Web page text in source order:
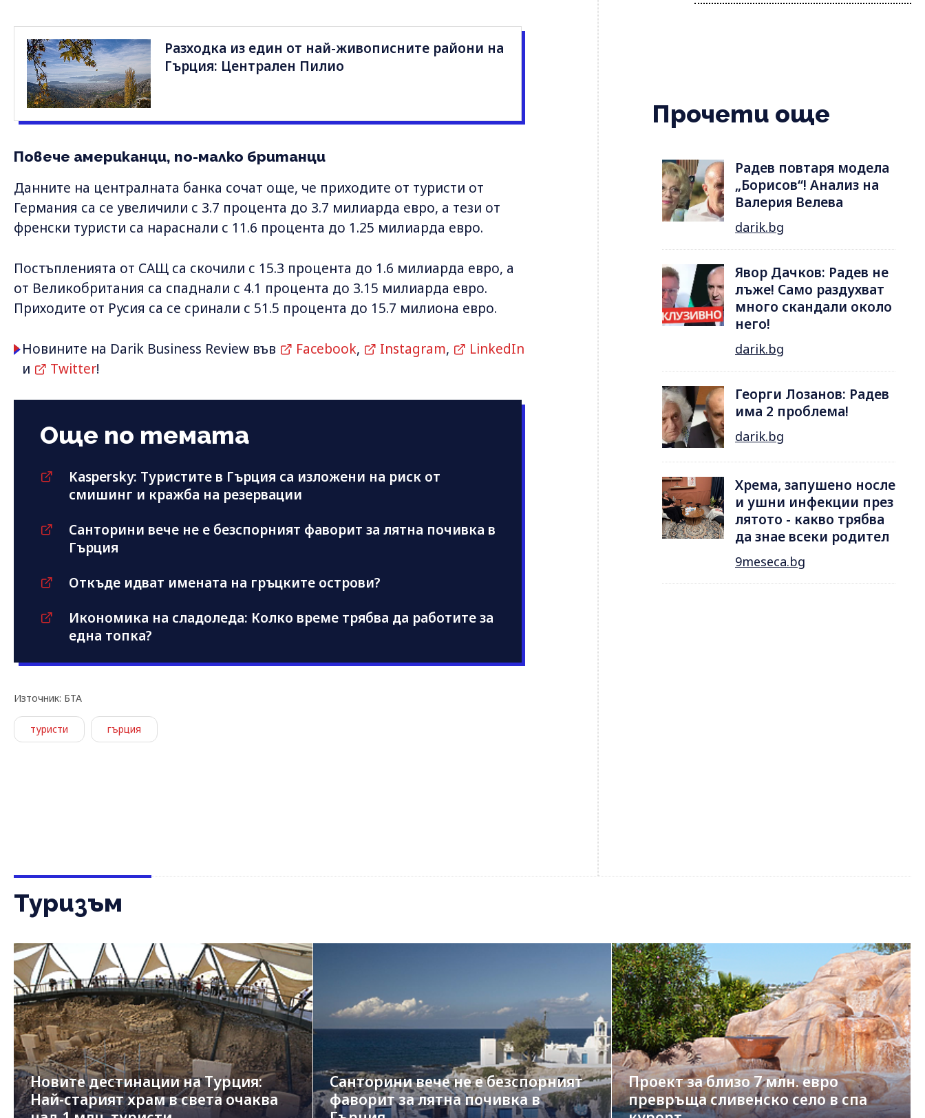
Разходка из един от най-живописните райони на
Гърция: Централен Пилио
Повече американци, по-малко британци
Данните на централната банка сочат още, че приходите от туристи от
Германия са се увеличили с 3.7 процента до 3.7 милиарда евро, а тези от
френски туристи са нараснали с 11.6 процента до 1.25 милиарда евро.
Постъпленията от САЩ са скочили с 15.3 процента до 1.6 милиарда евро, а
от Великобритания са спаднали с 4.1 процента до 3.15 милиарда евро.
Приходите от Русия са се сринали с 51.5 процента до 15.7 милиона евро.
Новините на Darik Business Review във Facebook, Instagram,
LinkedIn
и
Twitter!
Още по темата
Kaspersky: Туристите в Гърция са изложени на риск от
смишинг и кражба на резервации
Санторини вече не е безспорният фаворит за лятна почивка в
Гърция
Откъде идват имената на гръцките острови?
Икономика на сладоледа: Колко време трябва да работите за
една топка?
Източник: БТА
туристи гърция
Прочети още
Радев повтаря модела
„Борисов“! Анализ на
Валерия Велева
darik.bg
Явор Дачков: Радев не
лъже! Само раздухват
много скандали около
него!
darik.bg
Георги Лозанов: Радев
има 2 проблема!
darik.bg
Хрема, запушено носле
и ушни инфекции през
лятотo - какво трябва
да знае всеки родител
9meseca.bg
Туризъм
Новите дестинации на Турция:
Най-старият храм в света очаква
Санторини вече не е безспорният
фаворит за лятна почивка в
Проект за близо 7 млн. евро
превръща сливенско село в спа